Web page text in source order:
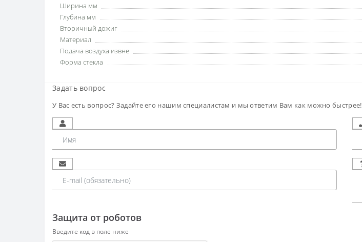
Ширина мм
Глубина мм
Вторичный дожиг
Материал
Подача воздуха извне
Форма стекла
Задать вопрос
У Вас есть вопрос? Задайте его нашим специалистам и мы ответим Вам как можно быстрее!
Защита от роботов
Введите код в поле ниже